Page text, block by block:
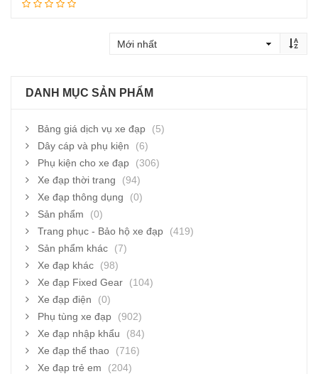
DANH MỤC SẢN PHẨM
Bảng giá dịch vụ xe đạp
(5)
Dây cáp và phụ kiện
(6)
Phụ kiện cho xe đạp
(306)
Xe đạp thời trang
(94)
Xe đạp thông dụng
(0)
Sản phẩm
(0)
Trang phục - Bảo hộ xe đạp
(419)
Sản phẩm khác
(7)
Xe đạp khác
(98)
Xe đạp Fixed Gear
(104)
Xe đạp điện
(0)
Phụ tùng xe đạp
(902)
Xe đạp nhập khẩu
(84)
Xe đạp thể thao
(716)
Xe đạp trẻ em
(204)